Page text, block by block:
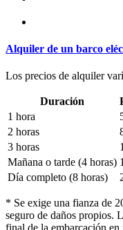
Alquiler de un barco
Los precios de alquiler
Duración
1 hora
2 horas
3 horas
Mañana o tarde (4 horas)
Día completo (8 horas)
* Se exige una fianza de
seguro de daños propios.